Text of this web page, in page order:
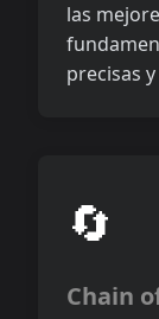
las
precisas
🔄
Chain